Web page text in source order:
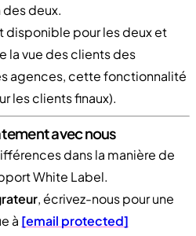
des deux.
disponible pour les deux et
la vue des clients des
agences, cette fonctionnalité
les clients finaux).
avec nous
dans la manière de
White Label.
, écrivez-nous pour une
à [email protected]